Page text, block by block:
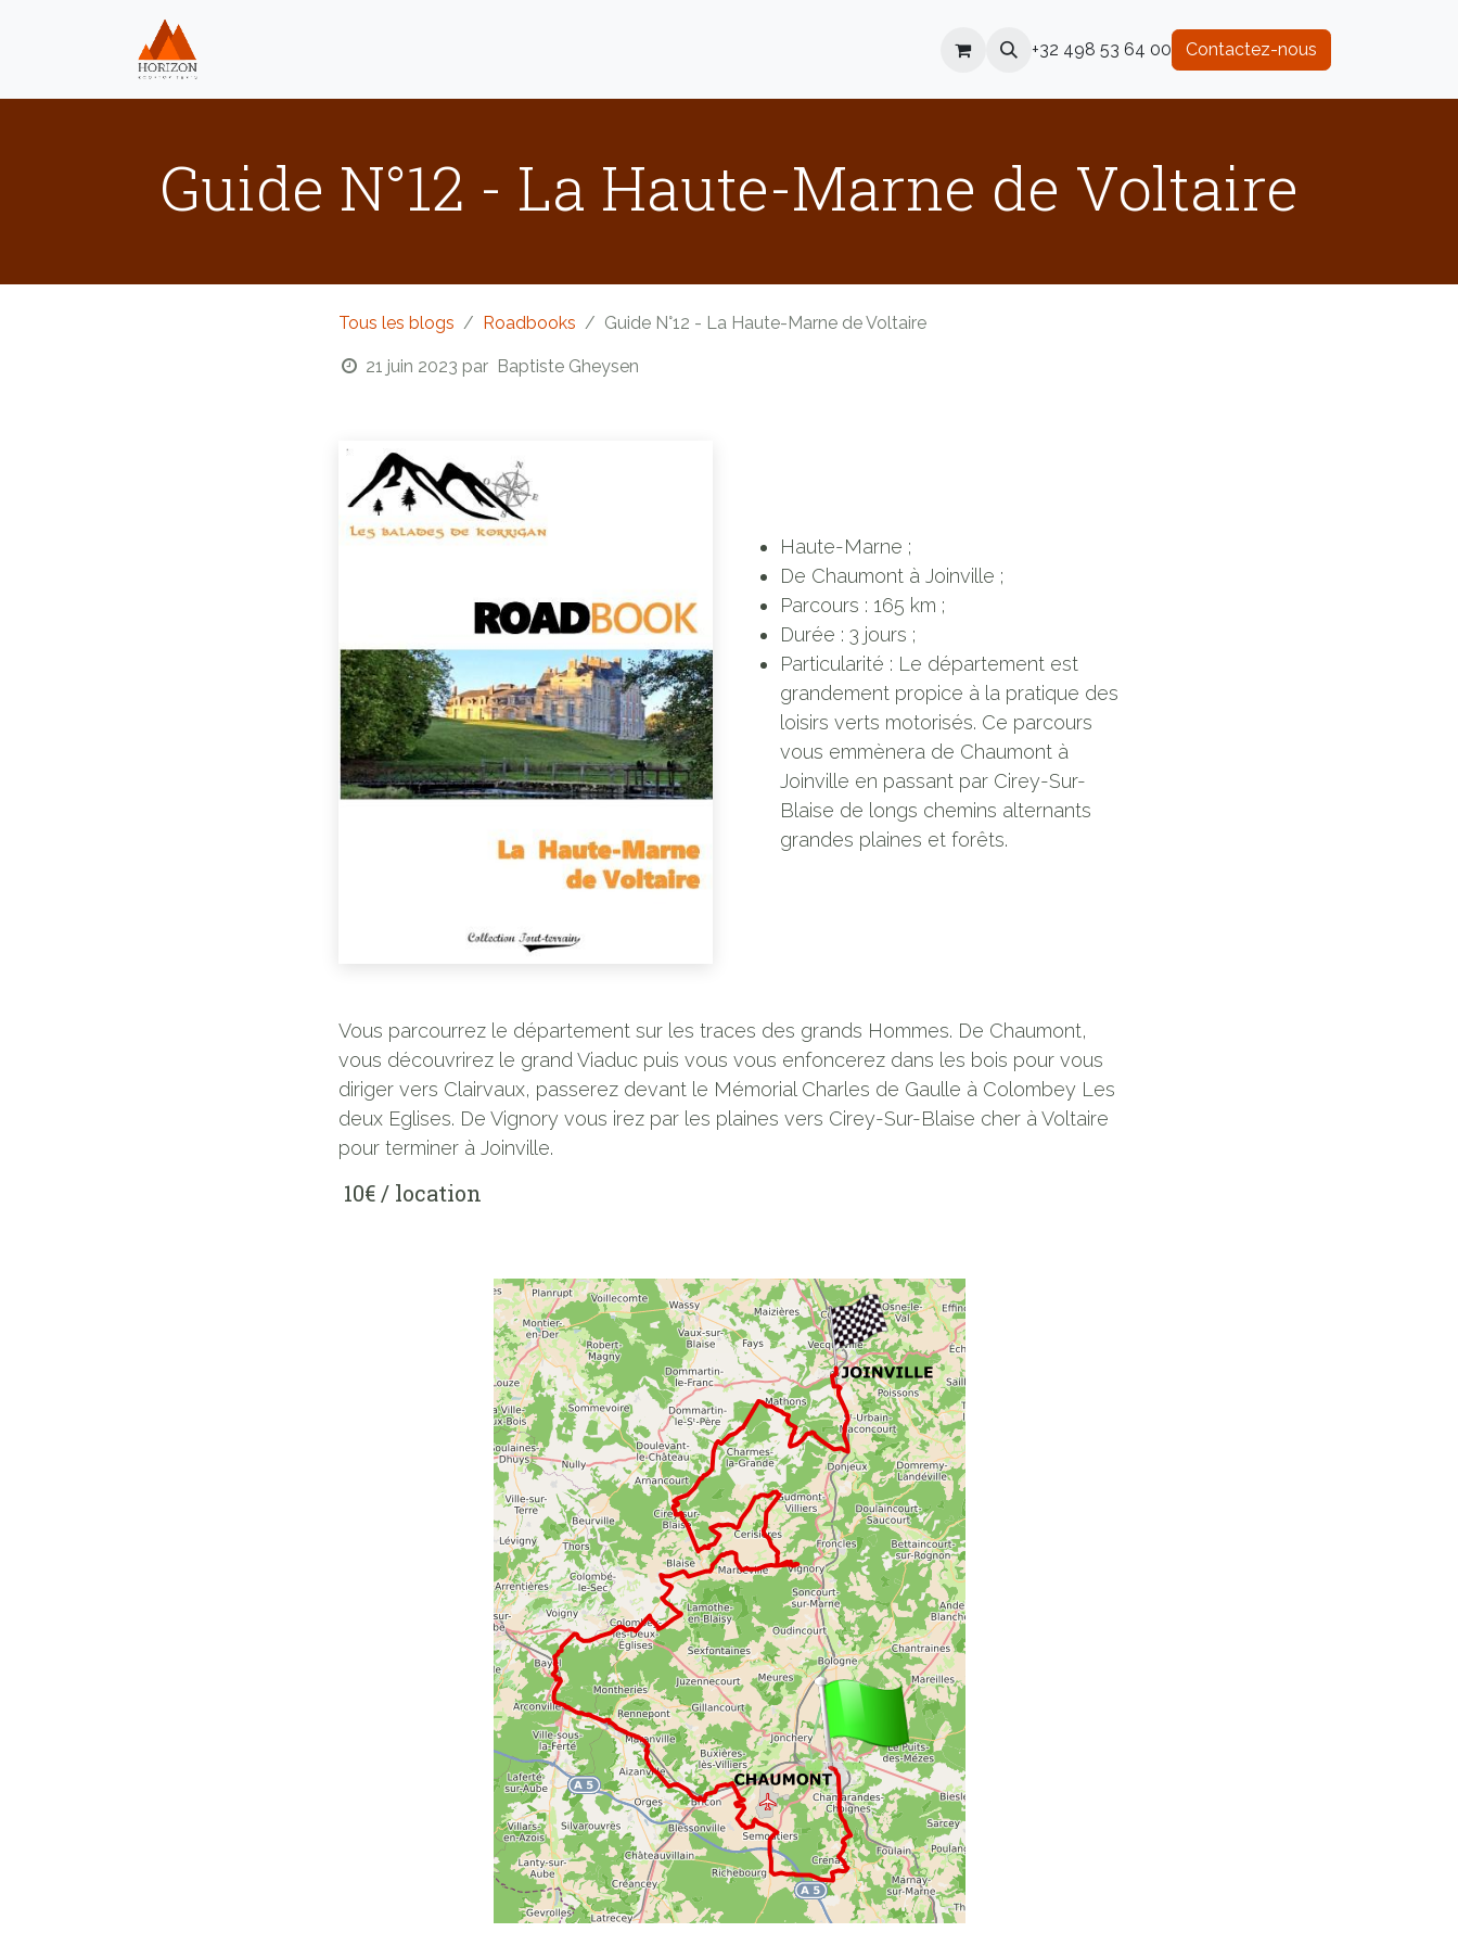
+32 498 53 64 00 Contactez-nous
Guide N°12 - La Haute-Marne de Voltaire
Tous les blogs Roadbooks Guide N°12 - La Haute-Marne de Voltaire
21 juin 2023 par Baptiste Gheysen
Haute-Marne ;
De Chaumont à Joinville ;
Parcours : 165 km ;
Durée : 3 jours ;
Particularité : Le département est
grandement propice à la pratique des
loisirs verts motorisés. Ce parcours
vous emmènera de Chaumont à
Joinville en passant par Cirey-Sur-
Blaise de longs chemins alternants
grandes plaines et forêts.
Vous parcourrez le département sur les traces des grands Hommes. De Chaumont,
vous découvrirez le grand Viaduc puis vous vous enfoncerez dans les bois pour vous
diriger vers Clairvaux, passerez devant le Mémorial Charles de Gaulle à Colombey Les
deux Eglises. De Vignory vous irez par les plaines vers Cirey-Sur-Blaise cher à Voltaire
pour terminer à Joinville.
10€ / location